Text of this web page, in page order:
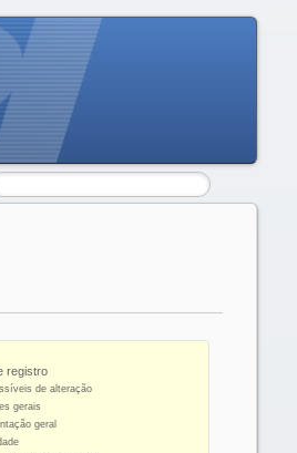
registro
de alteração
gerais
geral